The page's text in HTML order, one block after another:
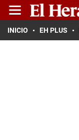
INICIO EH PLUS